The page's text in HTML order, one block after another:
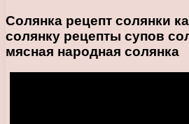
Cолянка рецепт солянки
солянку рецепты супов
мясная народная солянка